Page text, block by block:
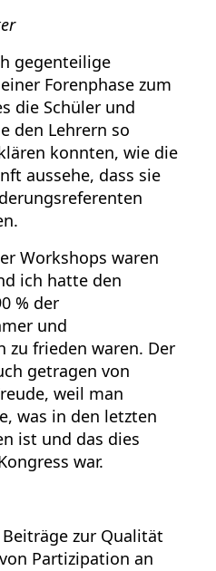
gegenteilige
Forenphase zum
die Schüler und
den Lehrern so
konnten, wie die
aussehe, dass sie
Workshops waren
ich hatte den
% der
und
zu frieden waren. Der
getragen von
weil man
was in den letzten
ist und das dies
war.
zur Qualität
Partizipation an